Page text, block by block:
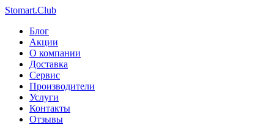
Stomart.Club
Блог
Акции
О компании
Доставка
Сервис
Производители
Услуги
Контакты
Отзывы